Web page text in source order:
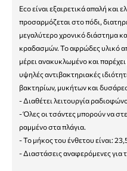
Eco είναι εξαιρετικά απαλή και
προσαρμόζεται στο πόδι,
μεγαλύτερο χρονικό διάστημα
κραδασμών. Το αφρώδες υλικό
μέρει ανακυκλωμένο και
υψηλές αντιβακτηριακές
βακτηρίων, μυκήτων και
- Διαθέτει λειτουργία
- Όλες οι τσάντες μπορούν να
ραμμένο στα πλάγια.
- Το μήκος του ένθετου είναι:
- Διαστάσεις αναφερόμενες για